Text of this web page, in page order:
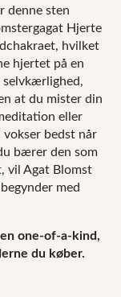
denne sten
Hjerte
hvilket
hjertet på en
selvkærlighed,
at du mister din
eller
bedst når
bærer den som
vil Agat Blomst
med
one-of-a-kind,
du køber.